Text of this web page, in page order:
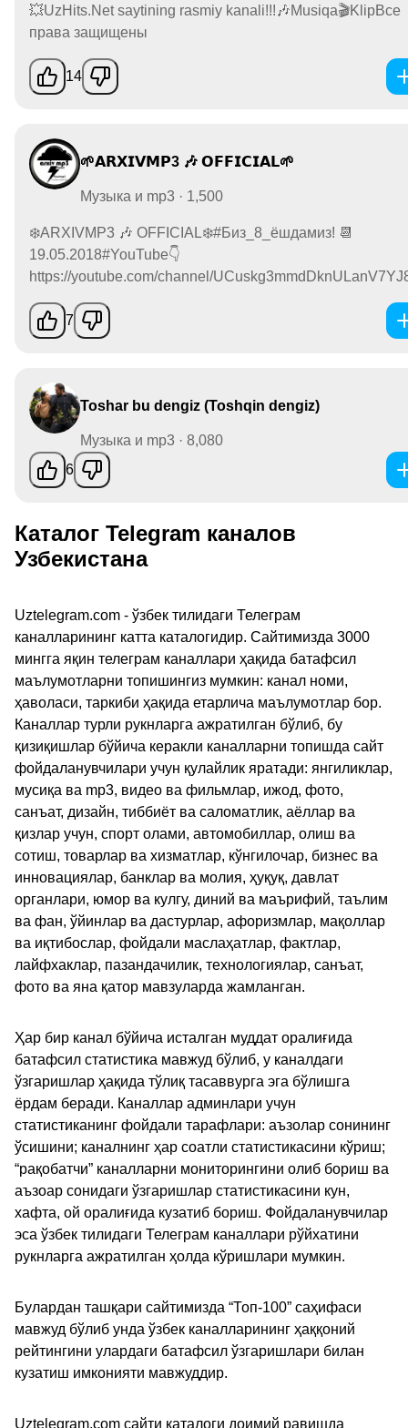
💥UzHits.Net saytining rasmiy kanali!!!🎶Musiqa🎬KlipВсе
права защищены
14
🌱𝗔𝗥𝗫𝗜𝗩𝗠𝗣3 🎶 𝗢𝗙𝗙𝗜𝗖𝗜𝗔𝗟🌱
Музыка и mp3 · 1,500
❄️ARXIVMP3 🎶 OFFICIAL❄️#Биз_8_ёшдамиз! 📆
19.05.2018#YouTube👇
https://youtube.com/channel/
7
Toshar bu dengiz (Toshqin dengiz)
Музыка и mp3 · 8,080
6
Каталог Telegram каналов
Узбекистана
Uztelegram.com - ўзбек тилидаги Телеграм
каналларининг катта каталогидир. Сайтимизда 3000
мингга яқин телеграм каналлари ҳақида батафсил
маълумотларни топишингиз мумкин: канал номи,
ҳаволаси, таркиби ҳақида етарлича маълумотлар бор.
Каналлар турли рукнларга ажратилган бўлиб, бу
қизиқишлар бўйича керакли каналларни топишда сайт
фойдаланувчилари учун қулайлик яратади: янгиликлар,
мусиқа ва mp3, видео ва фильмлар, ижод, фото,
санъат, дизайн, тиббиёт ва саломатлик, аёллар ва
қизлар учун, спорт олами, автомобиллар, олиш ва
сотиш, товарлар ва хизматлар, кўнгилочар, бизнес ва
инновациялар, банклар ва молия, ҳуқуқ, давлат
органлари, юмор ва кулгу, диний ва маърифий, таълим
ва фан, ўйинлар ва дастурлар, афоризмлар, мақоллар
ва иқтибослар, фойдали маслаҳатлар, фактлар,
лайфхаклар, пазандачилик, технологиялар, санъат,
фото ва яна қатор мавзуларда жамланган.
Ҳар бир канал бўйича исталган муддат оралиғида
батафсил статистика мавжуд бўлиб, у каналдаги
ўзгаришлар ҳақида тўлиқ тасаввурга эга бўлишга
ёрдам беради. Каналлар админлари учун
статистиканинг фойдали тарафлари: аъзолар сонининг
ўсишини; каналнинг ҳар соатли статистикасини кўриш;
“рақобатчи” каналларни мониторингини олиб бориш ва
аъзоар сонидаги ўзгаришлар статистикасини кун,
хафта, ой оралиғида кузатиб бориш. Фойдаланувчилар
эса ўзбек тилидаги Телеграм каналлари рўйхатини
рукнларга ажратилган ҳолда кўришлари мумкин.
Булардан ташқари сайтимизда “Топ-100” саҳифаси
мавжуд бўлиб унда ўзбек каналларининг ҳаққоний
рейтингини улардаги батафсил ўзгаришлари билан
кузатиш имконияти мавжуддир.
Uztelegram.com сайти каталоги доимий равишда